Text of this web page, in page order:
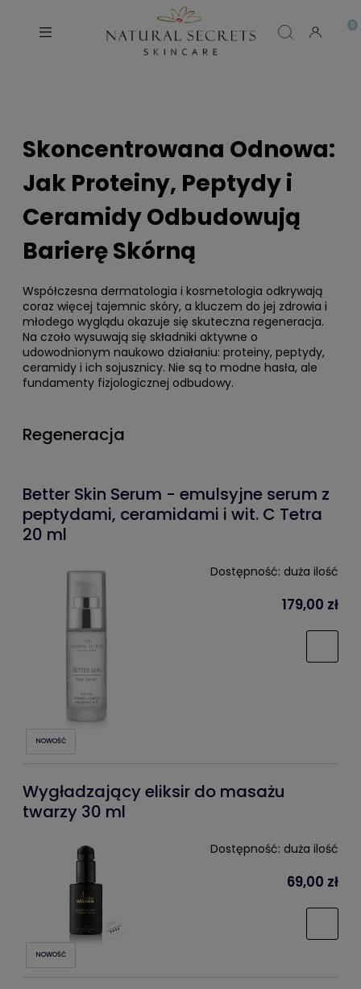
Skoncentrowana Odnowa:
Jak Proteiny, Peptydy i
Ceramidy Odbudowują
Barierę Skórną
Współczesna dermatologia i kosmetologia odkrywają
coraz więcej tajemnic skóry, a kluczem do jej zdrowia i
młodego wyglądu okazuje się skuteczna regeneracja.
Na czoło wysuwają się składniki aktywne o
udowodnionym naukowo działaniu: proteiny, peptydy,
ceramidy i ich sojusznicy. Nie są to modne hasła, ale
fundamenty fizjologicznej odbudowy.
Regeneracja
Better Skin Serum - emulsyjne serum z
peptydami, ceramidami i wit. C Tetra
20 ml
Dostępność: duża ilość
179,00 zł
NOWOŚĆ
Wygładzający eliksir do masażu
twarzy 30 ml
Dostępność: duża ilość
69,00 zł
NOWOŚĆ